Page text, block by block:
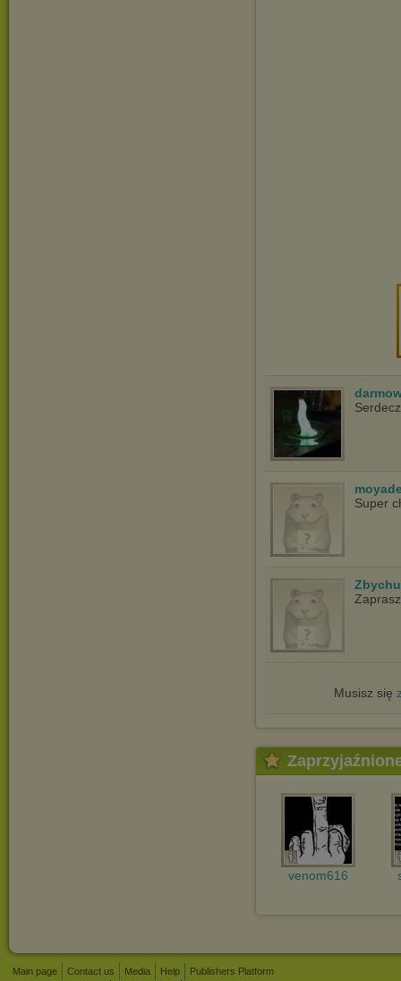
Super
Musisz się
venom616
Main page Contact us Media Help Publishers Platform